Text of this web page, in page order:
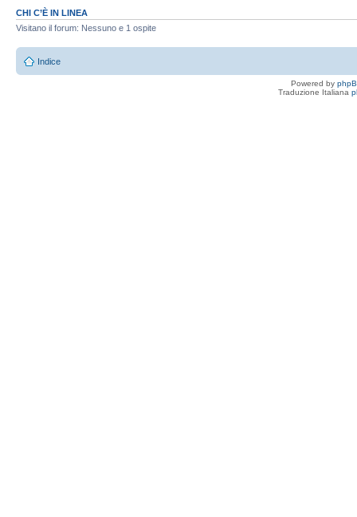
CHI C’È IN LINEA
Visitano il forum: Nessuno e 1 ospite
Indice
Powered by
Traduzione Italiana